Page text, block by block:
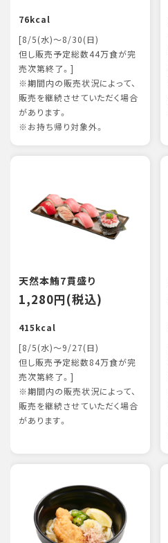
76kcal
[8/5(水)～8/30(日)
但し販売予定総数44万食が完
売次第終了。]
※期間内の販売状況によって、
販売を継続させていただく場合
があります。
※お持ち帰り対象外。
天然本鮪7貫盛り
1,280円(税込)
415kcal
[8/5(水)～9/27(日)
但し販売予定総数84万食が完
売次第終了。]
※期間内の販売状況によって、
販売を継続させていただく場合
があります。